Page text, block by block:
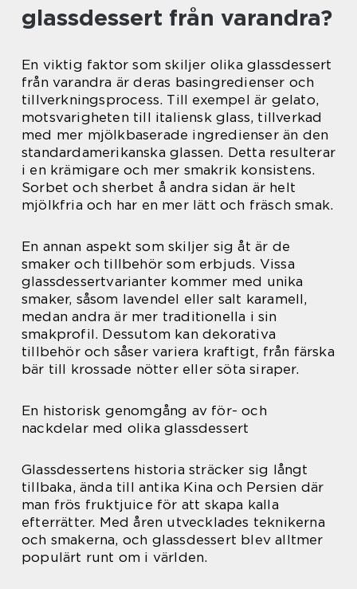
glassdessert från varandra?
En viktig faktor som skiljer olika glassdessert
från varandra är deras basingredienser och
tillverkningsprocess. Till exempel är gelato,
motsvarigheten till italiensk glass, tillverkad
med mer mjölkbaserade ingredienser än den
standardamerikanska glassen. Detta resulterar
i en krämigare och mer smakrik konsistens.
Sorbet och sherbet å andra sidan är helt
mjölkfria och har en mer lätt och fräsch smak.
En annan aspekt som skiljer sig åt är de
smaker och tillbehör som erbjuds. Vissa
glassdessertvarianter kommer med unika
smaker, såsom lavendel eller salt karamell,
medan andra är mer traditionella i sin
smakprofil. Dessutom kan dekorativa
tillbehör och såser variera kraftigt, från färska
bär till krossade nötter eller söta siraper.
En historisk genomgång av för- och
nackdelar med olika glassdessert
Glassdessertens historia sträcker sig långt
tillbaka, ända till antika Kina och Persien där
man frös fruktjuice för att skapa kalla
efterrätter. Med åren utvecklades teknikerna
och smakerna, och glassdessert blev alltmer
populärt runt om i världen.